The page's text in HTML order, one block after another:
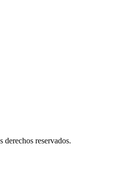
reservados.